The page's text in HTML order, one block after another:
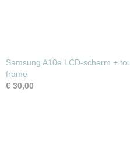
Samsung A10e LCD-scherm +
frame
€ 30,00